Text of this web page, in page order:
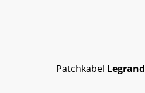
Patchkabel Legrand